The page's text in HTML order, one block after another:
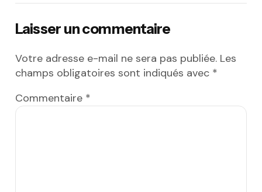
Laisser un commentaire
Votre adresse e-mail ne sera pas publiée. Les
champs obligatoires sont indiqués avec *
Commentaire *